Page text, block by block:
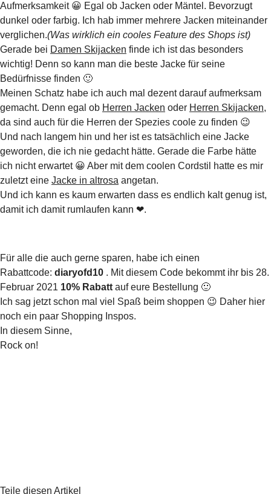
Aufmerksamkeit 😀 Egal ob Jacken oder Mäntel. Bevorzugt
dunkel oder farbig. Ich hab immer mehrere Jacken miteinander
verglichen.(Was wirklich ein cooles Feature des Shops ist)
Gerade bei Damen Skijacken finde ich ist das besonders
wichtig! Denn so kann man die beste Jacke für seine
Bedürfnisse finden 🙂
Meinen Schatz habe ich auch mal dezent darauf aufmerksam
gemacht. Denn egal ob Herren Jacken oder Herren Skijacken,
da sind auch für die Herren der Spezies coole zu finden 😉
Und nach langem hin und her ist es tatsächlich eine Jacke
geworden, die ich nie gedacht hätte. Gerade die Farbe hätte
ich nicht erwartet 😀 Aber mit dem coolen Cordstil hatte es mir
zuletzt eine Jacke in altrosa angetan.
Und ich kann es kaum erwarten dass es endlich kalt genug ist,
damit ich damit rumlaufen kann ❤.
Für alle die auch gerne sparen, habe ich einen
Rabattcode: diaryofd10 . Mit diesem Code bekommt ihr bis 28.
Februar 2021 10% Rabatt auf eure Bestellung 🙂
Ich sag jetzt schon mal viel Spaß beim shoppen 😉 Daher hier
noch ein paar Shopping Inspos.
In diesem Sinne,
Rock on!
Teile diesen Artikel